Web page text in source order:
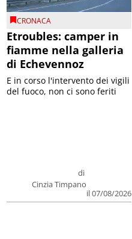
CRONACA
Etroubles: camper in
fiamme nella galleria
di Echevennoz
di
Cinzia Timpano
il 07/08/2026
E in corso l'intervento dei vigili
del fuoco, non ci sono feriti